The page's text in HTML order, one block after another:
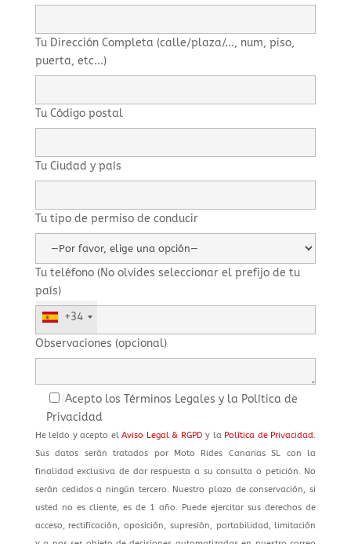
Tu Dirección Completa (calle/plaza/..., num, piso,
puerta, etc...)
Tu Código postal
Tu Ciudad y país
Tu tipo de permiso de conducir
Tu teléfono (No olvides seleccionar el prefijo de tu
país)
+34
Observaciones (opcional)
Acepto los Términos Legales y la Política de
Privacidad
He leído y acepto elAviso Legal & RGPD y la Política de Privacidad
Sus datos serán tratados por Moto Rides Canarias SL con la
finalidad exclusiva de dar respuesta a su consulta o petición. No
serán cedidos a ningún tercero. Nuestro plazo de conservación, si
usted no es cliente, es de 1 año. Puede ejercitar sus derechos de
acceso, rectificación, oposición, supresión, portabilidad, limitación